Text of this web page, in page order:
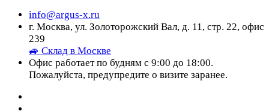
info@argus-x.ru
г. Москва, ул. Золоторожский Вал, д. 11, стр. 22, офис
239
🚙 Склад в Москве
Офис работает по будням с 9:00 до 18:00.
Пожалуйста, предупредите о визите заранее.